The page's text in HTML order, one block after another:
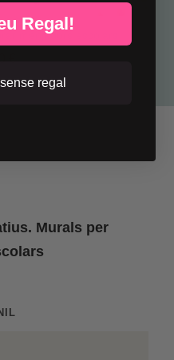
menjadors escolars
Murals per
Regal!
regal